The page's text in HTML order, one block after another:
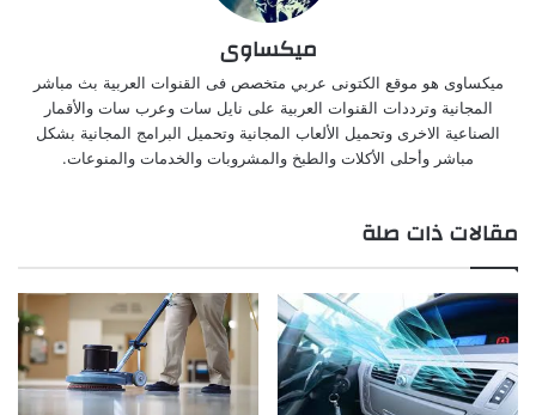
ميكساوى
ميكساوى هو موقع الكتونى عربي متخصص فى القنوات العربية بث مباشر
المجانية وترددات القنوات العربية على نايل سات وعرب سات والأقمار
الصناعية الاخرى وتحميل الألعاب المجانية وتحميل البرامج المجانية بشكل
مباشر وأحلى الأكلات والطبخ والمشروبات والخدمات والمنوعات.
مقالات ذات صلة